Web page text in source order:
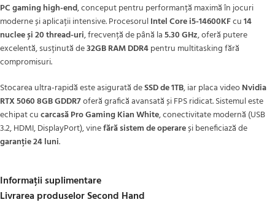
PC gaming high-end, conceput pentru performanță maximă în jocuri
moderne și aplicații intensive. ProcesorulIntel Core i5-14600KFcu14
nuclee și 20 thread-uri, frecvență de până la5.30 GHz, oferă putere
excelentă, susținută de32GB RAM DDR4pentru multitasking fără
compromisuri.
Stocarea ultra-rapidă este asigurată deSSD de 1TB, iar placa videoNvidia
RTX 5060 8GB GDDR7oferă grafică avansată și FPS ridicat. Sistemul este
echipat cucarcasă Pro Gaming Kian White, conectivitate modernă (USB
3.2, HDMI, DisplayPort), vinefără sistem de operareși beneficiază de
garanție 24 luni.
Informații suplimentare
Livrarea produselor Second Hand